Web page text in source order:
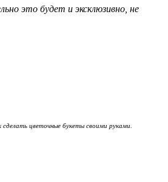
это будет и эксклюзивно, не
цветочные букеты своими руками.